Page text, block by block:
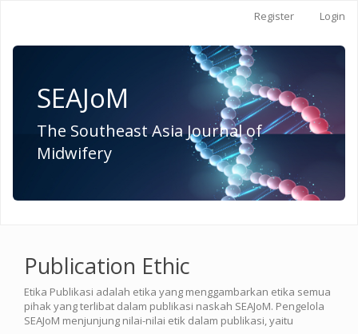
page
Navigation
Main
Content
Sidebar
Register Login
SEAJoM
The Southeast Asia Journal of
Midwifery
Publication Ethic
Etika Publikasi adalah etika yang menggambarkan etika semua
pihak yang terlibat dalam publikasi naskah SEAJoM. Pengelola
SEAJoM menjunjung nilai-nilai etik dalam publikasi, yaitu